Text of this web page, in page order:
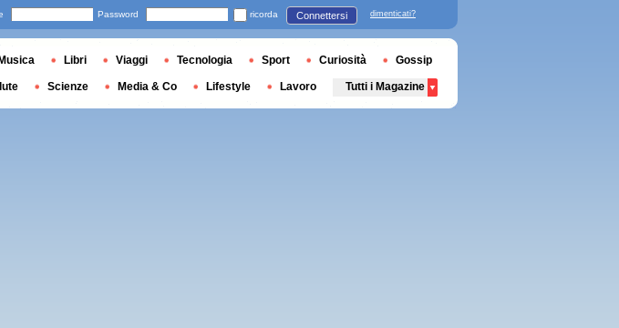
Password ricorda Connettersi dimenticati?
Musica Libri Viaggi Tecnologia Sport Curiosità Gossip
Scienze Media & Co Lifestyle Lavoro Tutti i Magazine